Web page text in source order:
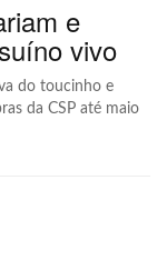
e
vivo
do toucinho e
da CSP até maio